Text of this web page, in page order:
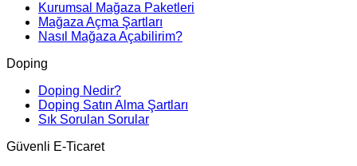
Kurumsal Mağaza Paketleri
Mağaza Açma Şartları
Nasıl Mağaza Açabilirim?
Doping
Doping Nedir?
Doping Satın Alma Şartları
Sık Sorulan Sorular
Güvenli E-Ticaret